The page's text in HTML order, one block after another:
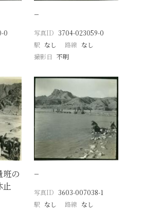
0
−
写真ID 3704-023059-0
駅 なし 路線 なし
撮影日 不明
の
止
−
写真ID 3603-007038-1
駅 なし 路線 なし